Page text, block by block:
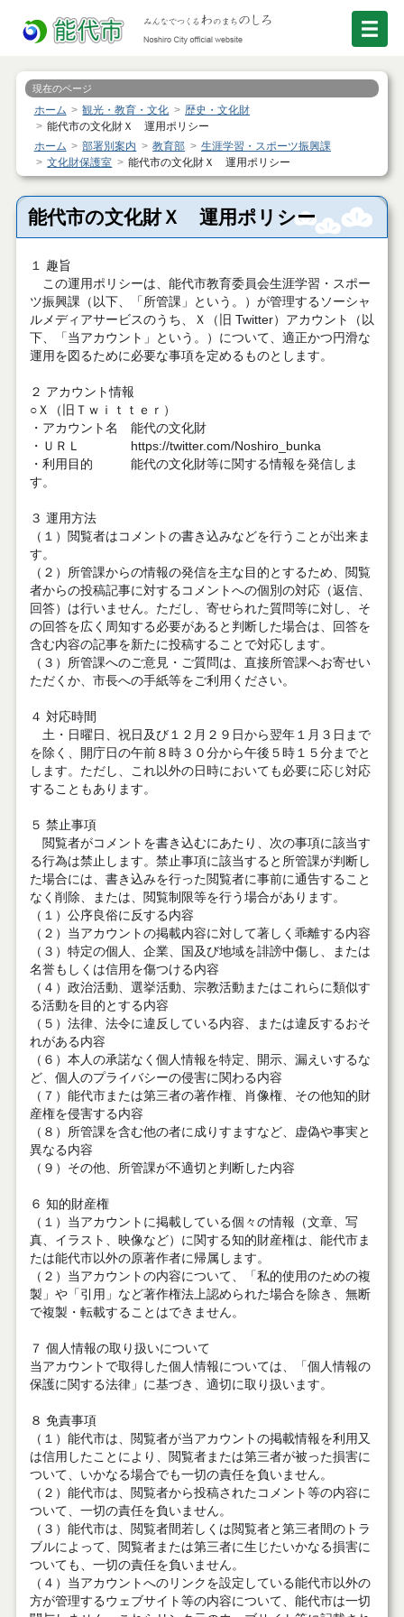
現在のページ
ホーム 観光・教育・文化
歴史・文化財
能代市の文化財Ｘ 運用ポリシー
ホーム
部署別案内 教育部
生涯学習・スポーツ振興課
文化財保護室
能代市の文化財Ｘ 運用ポリシー
能代市の文化財Ｘ 運用ポリシー
１ 趣旨
この運用ポリシーは、能代市教育委員会生涯学習・スポー
ツ振興課（以下、「所管課」という。）が管理するソーシャ
ルメディアサービスのうち、Ｘ（旧 Twitter）アカウント（以
下、「当アカウント」という。）について、適正かつ円滑な
運用を図るために必要な事項を定めるものとします。
２ アカウント情報
○Ｘ（旧Ｔｗｉｔｔｅｒ）
・アカウント名 能代の文化財
・ＵＲＬ https://twitter.com/Noshiro_bunka
・利用目的 能代の文化財等に関する情報を発信しま
す。
３ 運用方法
（１）閲覧者はコメントの書き込みなどを行うことが出来ま
す。
（２）所管課からの情報の発信を主な目的とするため、閲覧
者からの投稿記事に対するコメントへの個別の対応（返信、
回答）は行いません。ただし、寄せられた質問等に対し、そ
の回答を広く周知する必要があると判断した場合は、回答を
含む内容の記事を新たに投稿することで対応します。
（３）所管課へのご意見・ご質問は、直接所管課へお寄せい
ただくか、市長への手紙等をご利用ください。
４ 対応時間
土・日曜日、祝日及び１２月２９日から翌年１月３日まで
を除く、開庁日の午前８時３０分から午後５時１５分までと
します。ただし、これ以外の日時においても必要に応じ対応
することもあります。
５ 禁止事項
閲覧者がコメントを書き込むにあたり、次の事項に該当す
る行為は禁止します。禁止事項に該当すると所管課が判断し
た場合には、書き込みを行った閲覧者に事前に通告すること
なく削除、または、閲覧制限等を行う場合があります。
（１）公序良俗に反する内容
（２）当アカウントの掲載内容に対して著しく乖離する内容
（３）特定の個人、企業、国及び地域を誹謗中傷し、または
名誉もしくは信用を傷つける内容
（４）政治活動、選挙活動、宗教活動またはこれらに類似す
る活動を目的とする内容
（５）法律、法令に違反している内容、または違反するおそ
れがある内容
（６）本人の承諾なく個人情報を特定、開示、漏えいするな
ど、個人のプライバシーの侵害に関わる内容
（７）能代市または第三者の著作権、肖像権、その他知的財
産権を侵害する内容
（８）所管課を含む他の者に成りすますなど、虚偽や事実と
異なる内容
（９）その他、所管課が不適切と判断した内容
６ 知的財産権
（１）当アカウントに掲載している個々の情報（文章、写
真、イラスト、映像など）に関する知的財産権は、能代市ま
たは能代市以外の原著作者に帰属します。
（２）当アカウントの内容について、「私的使用のための複
製」や「引用」など著作権法上認められた場合を除き、無断
で複製・転載することはできません。
７ 個人情報の取り扱いについて
当アカウントで取得した個人情報については、「個人情報の
保護に関する法律」に基づき、適切に取り扱います。
８ 免責事項
（１）能代市は、閲覧者が当アカウントの掲載情報を利用又
は信用したことにより、閲覧者または第三者が被った損害に
ついて、いかなる場合でも一切の責任を負いません。
（２）能代市は、閲覧者から投稿されたコメント等の内容に
ついて、一切の責任を負いません。
（３）能代市は、閲覧者間若しくは閲覧者と第三者間のトラ
ブルによって、閲覧者または第三者に生じたいかなる損害に
ついても、一切の責任を負いません。
（４）当アカウントへのリンクを設定している能代市以外の
方が管理するウェブサイト等の内容について、能代市は一切